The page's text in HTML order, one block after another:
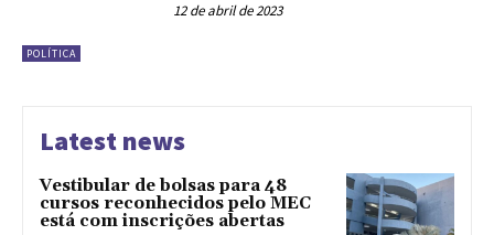
POLÍTICA
12 de abril de 2023
Latest news
Vestibular de bolsas para 48
cursos reconhecidos pelo MEC
está com inscrições abertas